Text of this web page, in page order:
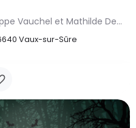
Dans "Cabane, cabane", Philippe Vauchel et Mathilde Dedeurwaerdere nous emmènent dans un univers fait de…
Vaux-sur-Sûre